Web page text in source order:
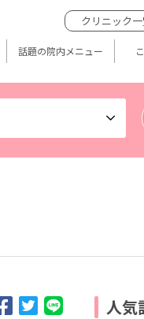
クリニック
話題の院内メニュー
人気